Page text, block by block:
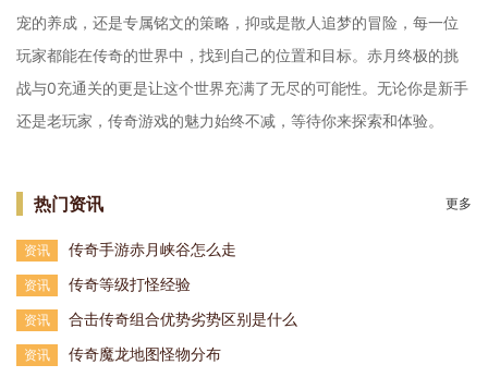
宠的养成，还是专属铭文的策略，抑或是散人追梦的冒险，每一位
玩家都能在传奇的世界中，找到自己的位置和目标。赤月终极的挑
战与0充通关的更是让这个世界充满了无尽的可能性。无论你是新手
还是老玩家，传奇游戏的魅力始终不减，等待你来探索和体验。
热门资讯 更多
资讯 传奇手游赤月峡谷怎么走
资讯 传奇等级打怪经验
资讯 合击传奇组合优势劣势区别是什么
资讯 传奇魔龙地图怪物分布